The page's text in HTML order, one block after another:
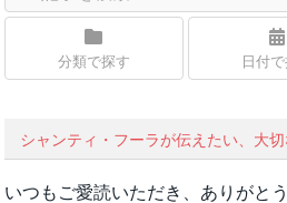
分類で探す 日付
シャンティ・フーラが伝えたい、大切
いつもご愛読いただき、ありがと